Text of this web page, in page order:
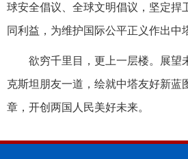
球安全倡议、全球文明倡议，坚定捍
同利益，为维护国际公平正义作出中
欲穷千里目，更上一层楼。展望
克斯坦朋友一道，绘就中塔友好新蓝
章，开创两国人民美好未来。